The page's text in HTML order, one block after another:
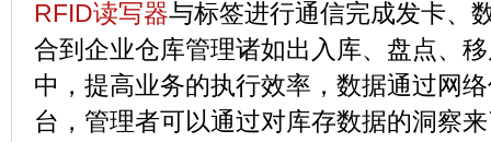
RFID读写器与标签进行通信完成发卡、
合到企业仓库管理诸如出入库、盘点、
中，提高业务的执行效率，数据通过网
台，管理者可以通过对库存数据的洞察